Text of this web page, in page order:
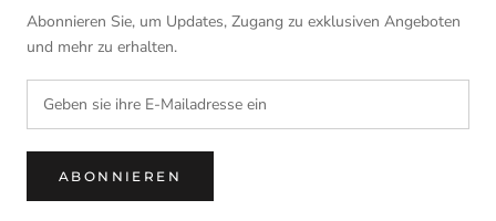
Abonnieren Sie, um Updates, Zugang zu exklusiven Angeboten
und mehr zu erhalten.
ABONNIEREN